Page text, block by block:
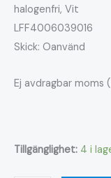
halogenfri, Vit
LFF4006039016
Skick: Oanvänd
Ej avdragbar moms
Tillgänglighet: 4 i